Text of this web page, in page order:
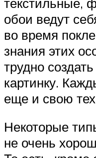
обои ведут
во время
знания этих
трудно
картинку.
еще и свою
Некоторые
не очень